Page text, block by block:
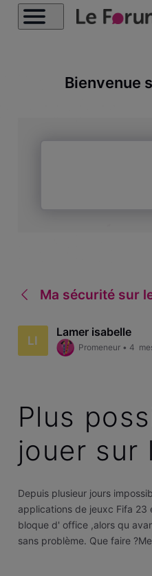
Bienvenue
Ma sécurité sur
LI
Lamer isabelle
Promeneur • 4
Plus
jouer sur
Depuis plusieur jours
applications de jeuxc Fifa 23
bloque d' office ,alors qu
sans problème. Que faire